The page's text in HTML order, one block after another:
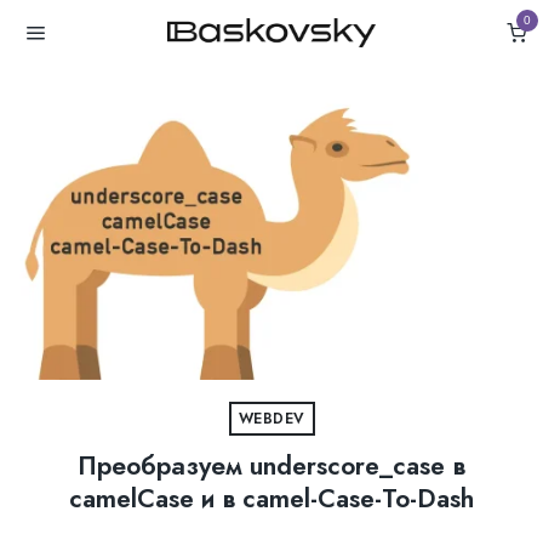
0
WEBDEV
Преобразуем underscore_case в
camelCase и в camel-Case-To-Dash